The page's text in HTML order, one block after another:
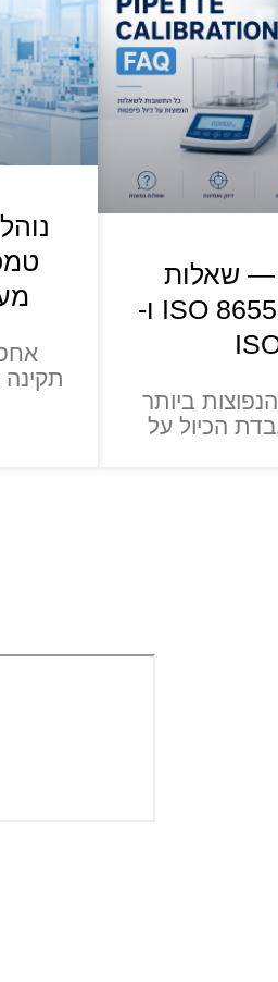
— שאלות
ותשובות: מדריך ISO 8655 ו-
ביותר
הכיול על